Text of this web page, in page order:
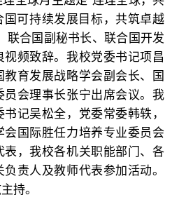
可持续发展目标，共筑卓越
联合国副秘书长、联合国开发
频致辞。我校党委书记项昌
教育发展战略学会副会长、国
员会理事长张宁出席会议。我
记吴松全，党委常委韩轶，
会国际胜任力培养专业委员会
，我校各机关职能部门、各
责人及教师代表参加活动。
持。